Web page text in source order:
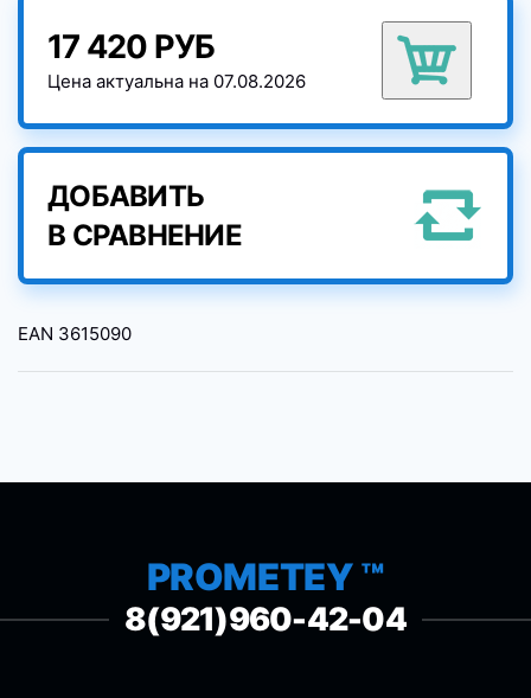
17 420 РУБ
Цена актуальна на 07.08.2026
ДОБАВИТЬ
В СРАВНЕНИЕ
EAN 3615090
PROMETEY ™
8(921)960-42-04